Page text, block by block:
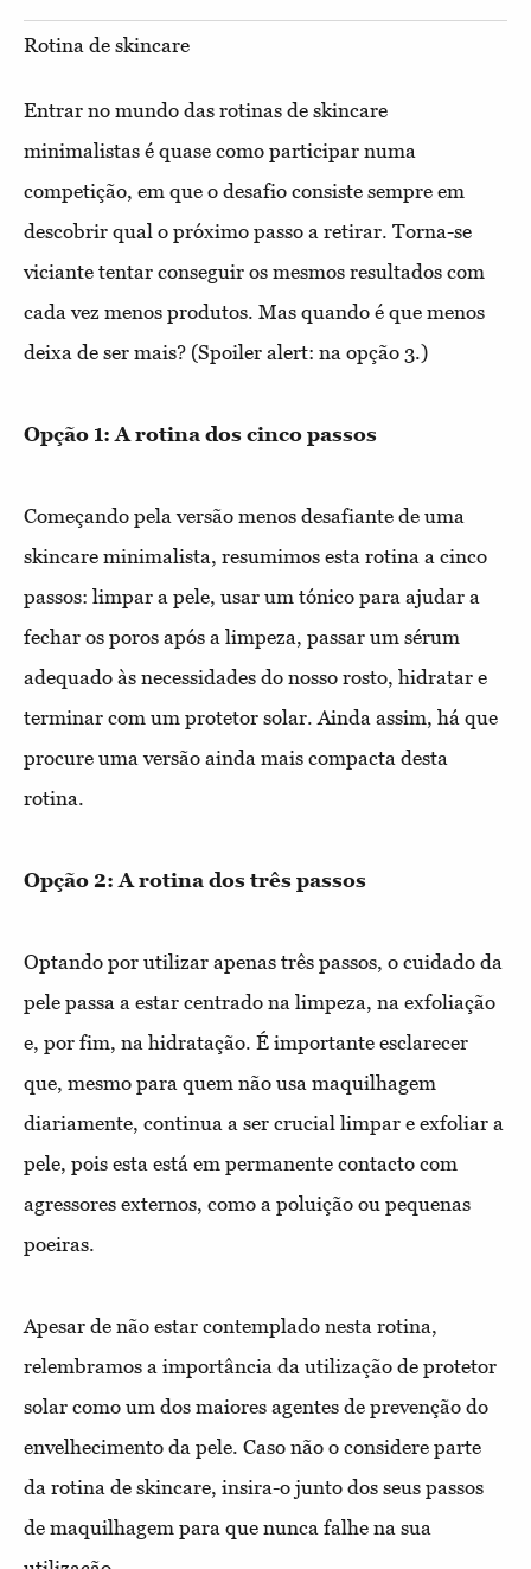
Rotina de skincare
Entrar no mundo das rotinas de skincare
minimalistas é quase como participar numa
competição, em que o desafio consiste sempre em
descobrir qual o próximo passo a retirar. Torna-se
viciante tentar conseguir os mesmos resultados com
cada vez menos produtos. Mas quando é que menos
deixa de ser mais? (Spoiler alert: na opção 3.)
Opção 1: A rotina dos cinco passos
Começando pela versão menos desafiante de uma
skincare minimalista, resumimos esta rotina a cinco
passos: limpar a pele, usar um tónico para ajudar a
fechar os poros após a limpeza, passar um sérum
adequado às necessidades do nosso rosto, hidratar e
terminar com um protetor solar. Ainda assim, há que
procure uma versão ainda mais compacta desta
rotina.
Opção 2: A rotina dos três passos
Optando por utilizar apenas três passos, o cuidado da
pele passa a estar centrado na limpeza, na exfoliação
e, por fim, na hidratação. É importante esclarecer
que, mesmo para quem não usa maquilhagem
diariamente, continua a ser crucial limpar e exfoliar a
pele, pois esta está em permanente contacto com
agressores externos, como a poluição ou pequenas
poeiras.
Apesar de não estar contemplado nesta rotina,
relembramos a importância da utilização de protetor
solar como um dos maiores agentes de prevenção do
envelhecimento da pele. Caso não o considere parte
da rotina de skincare, insira-o junto dos seus passos
de maquilhagem para que nunca falhe na sua